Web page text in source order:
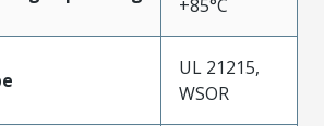
+85°C
UL 21215,
WSOR